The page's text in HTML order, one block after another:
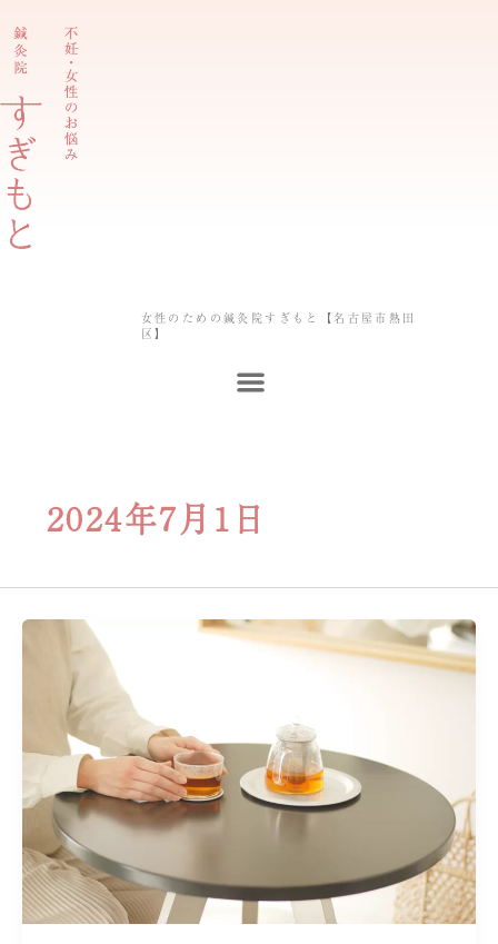
容
ス
キ
ッ
プ
女性のための鍼灸院すぎもと【名古屋市熱田
区】
2024年7月1日